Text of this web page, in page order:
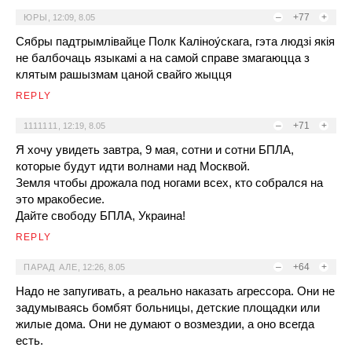
– +77 +
ЮРЫ 12:09, 8.05
Сябры падтрымлівайце Полк Каліноу́скага, гэта людзі якія
не балбочаць языкамі а на самой справе змагаюцца з
клятым рашызмам цаной свайго жыцця
REPLY
– +71 +
1111111 12:19, 8.05
Я хочу увидеть завтра, 9 мая, сотни и сотни БПЛА,
которые будут идти волнами над Москвой.
Земля чтобы дрожала под ногами всех, кто собрался на
это мракобесие.
Дайте свободу БПЛА, Украина!
REPLY
– +64 +
ПАРАД АЛЕ 12:26, 8.05
Надо не запугивать, а реально наказать агрессора. Они не
задумываясь бомбят больницы, детские площадки или
жилые дома. Они не думают о возмездии, а оно всегда
есть.